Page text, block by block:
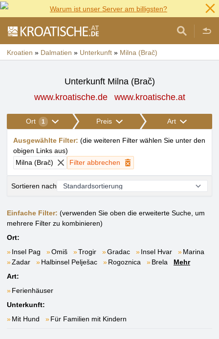
Warum ist unser Server am billigsten?
Kroatien » Dalmatien » Unterkunft » Milna (Brač)
Unterkunft Milna (Brač)
www.kroatische.de
www.kroatische.at
Ort 1 Preis Art
Ausgewählte Filter: (die weiteren Filter wählen Sie unter den
obigen Links aus)
Milna (Brač)
Filter abbrechen
Sortieren nach
Einfache Filter: (verwenden Sie oben die erweiterte Suche, um
mehrere Filter zu kombinieren)
Ort:
Insel Pag
Omiš Trogir Gradac Insel Hvar
Marina
Zadar
Halbinsel Pelješac Rogoznica Brela
Mehr
Art:
Ferienhäuser
Unterkunft:
Mit Hund
Für Familien mit Kindern